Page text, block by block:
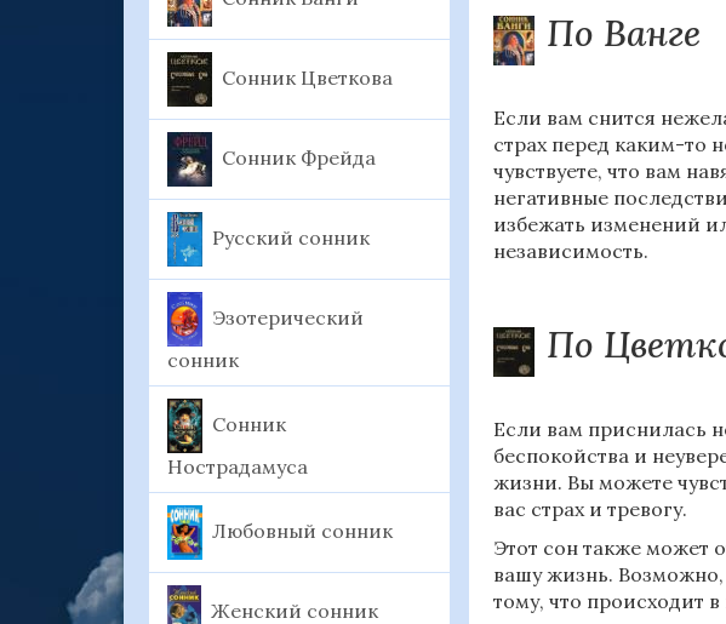
Сонник Цветкова
Сонник Фрейда
Русский сонник
Эзотерический
сонник
Сонник
Нострадамуса
Любовный сонник
Женский сонник
По Ванге
Если вам снится
страх перед каким-то
чувствуете, что вам
негативные
избежать изменений
независимость.
По
Если вам приснилась
беспокойства и
жизни. Вы можете
вас страх и тревогу.
Этот сон также может
вашу жизнь. Возможно,
тому, что происходит